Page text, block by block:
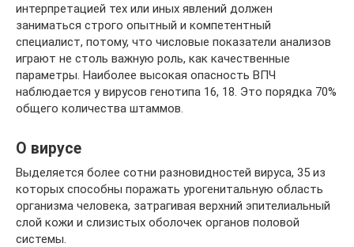
интерпретацией тех или иных явлений должен
заниматься строго опытный и компетентный
специалист, потому, что числовые показатели анализов
играют не столь важную роль, как качественные
параметры. Наиболее высокая опасность ВПЧ
наблюдается у вирусов генотипа 16, 18. Это порядка 70%
общего количества штаммов.
О вирусе
Выделяется более сотни разновидностей вируса, 35 из
которых способны поражать урогенитальную область
организма человека, затрагивая верхний эпителиальный
слой кожи и слизистых оболочек органов половой
системы.